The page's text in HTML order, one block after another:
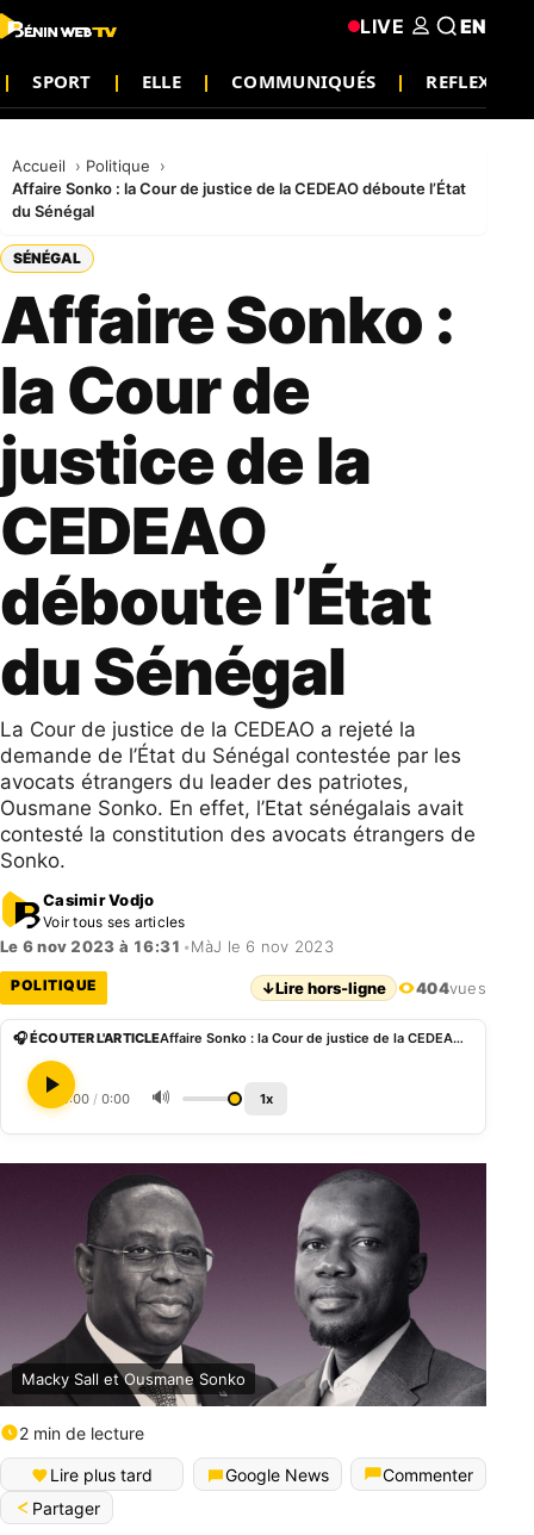
SPORT ELLE COMMUNIQUÉS REFLEXION
LIVE EN
Accueil
Politique
Affaire Sonko : la Cour de justice de la CEDEAO déboute l’État
du Sénégal
SÉNÉGAL
Affaire Sonko :
la Cour de
justice de la
CEDEAO
déboute l’État
du Sénégal
La Cour de justice de la CEDEAO a rejeté la
demande de l’État du Sénégal contestée par les
avocats étrangers du leader des patriotes,
Ousmane Sonko. En effet, l’Etat sénégalais avait
contesté la constitution des avocats étrangers de
Sonko.
Casimir Vodjo
Voir tous ses articles
Le 6 nov 2023 à 16:31 •MàJ le 6 nov 2023
POLITIQUE ↓Lire hors-ligne 404vues
🎧 ÉCOUTER L'ARTICLE Affaire Sonko : la Cour de justice de la CEDEAO déboute l’État du Sénégal
0:00 / 0:00 🔊 1x
Macky Sall et Ousmane Sonko
2 min de lecture
Lire plus tard Google News
Commenter
Partager